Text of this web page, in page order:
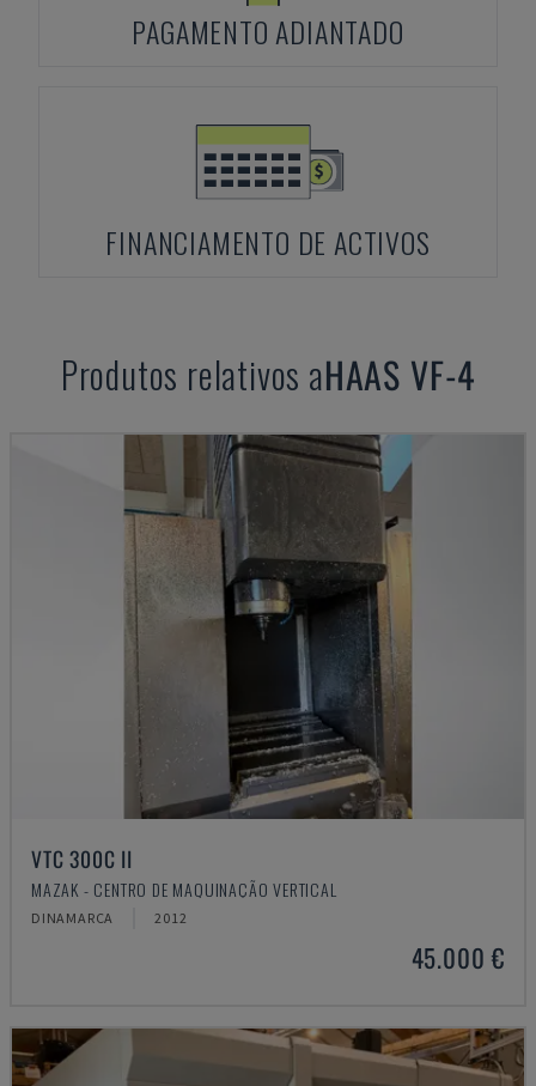
PAGAMENTO ADIANTADO
FINANCIAMENTO DE ACTIVOS
Produtos relativos aHAAS VF-4
VTC 300C II
MAZAK - CENTRO DE MAQUINAÇÃO VERTICAL
DINAMARCA 2012
45.000 €